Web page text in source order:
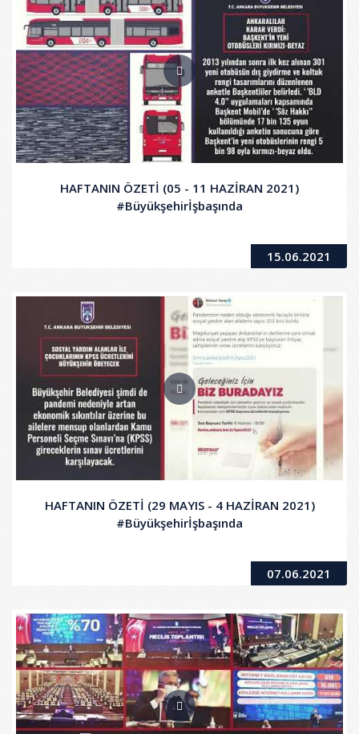
HAFTANIN ÖZETİ (05 - 11 HAZİRAN 2021)
#Büyükşehirİşbaşında
15.06.2021
HAFTANIN ÖZETİ (29 MAYIS - 4 HAZİRAN 2021)
#Büyükşehirİşbaşında
07.06.2021